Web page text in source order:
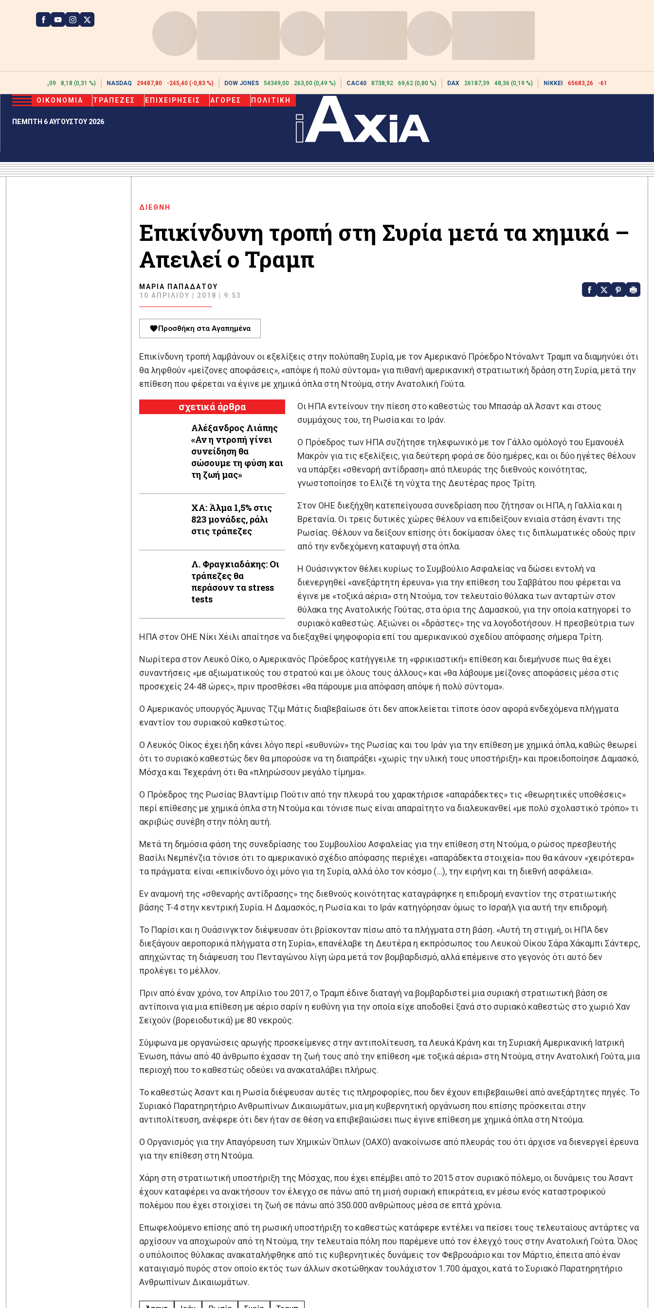
2632,09 8,18 (0,31 %) NASDAQ 29487,80 -245,40 (-0,83 %) DOW JONES 54349,00 263,00 (0,49 %) CAC40 8738,92 69,62 (0,80 %) DAX 26187,39 48,36 (0,19 %) NIKKEI 65683,26 -617,18 (-0,93 %)
ΠΕΜΠΤΗ 6 ΑΥΓΟΥΣΤΟΥ 2026
ΟΙΚΟΝΟΜΙΑ ΤΡΑΠΕΖΕΣ ΕΠΙΧΕΙΡΗΣΕΙΣ ΑΓΟΡΕΣ ΠΟΛΙΤΙΚΗ
ΔΙΕΘΝΗ
Επικίνδυνη τροπή στη Συρία μετά τα χημικά –
Απειλεί ο Τραμπ
ΜΑΡΊΑ ΠΑΠΑΔΆΤΟΥ
10 ΑΠΡΙΛΊΟΥ | 2018 | 9:53
Προσθήκη στα Αγαπημένα
Επικίνδυνη τροπή λαμβάνουν οι εξελίξεις στην πολύπαθη Συρία, με τον Αμερικανό Πρόεδρο Ντόναλντ Τραμπ να διαμηνύει ότι
θα ληφθούν «μείζονες αποφάσεις», «απόψε ή πολύ σύντομα» για πιθανή αμερικανική στρατιωτική δράση στη Συρία, μετά την
επίθεση που φέρεται να έγινε με χημικά όπλα στη Ντούμα, στην Ανατολική Γούτα.
σχετικά άρθρα
Αλέξανδρος Λιάπης
«Αν η ντροπή γίνει
συνείδηση θα
σώσουμε τη φύση και
τη ζωή μας»
XA: Άλμα 1,5% στις
823 μονάδες, ράλι
στις τράπεζες
Λ. Φραγκιαδάκης: Οι
τράπεζες θα
περάσουν τα stress
tests
Οι ΗΠΑ εντείνουν την πίεση στο καθεστώς του Μπασάρ αλ Άσαντ και στους
συμμάχους του, τη Ρωσία και το Ιράν.
Ο Πρόεδρος των ΗΠΑ συζήτησε τηλεφωνικό με τον Γάλλο ομόλογό του Εμανουέλ
Μακρόν για τις εξελίξεις, για δεύτερη φορά σε δύο ημέρες, και οι δύο ηγέτες θέλουν
να υπάρξει «σθεναρή αντίδραση» από πλευράς της διεθνούς κοινότητας,
γνωστοποίησε το Ελιζέ τη νύχτα της Δευτέρας προς Τρίτη.
Στον ΟΗΕ διεξήχθη κατεπείγουσα συνεδρίαση που ζήτησαν οι ΗΠΑ, η Γαλλία και η
Βρετανία. Οι τρεις δυτικές χώρες θέλουν να επιδείξουν ενιαία στάση έναντι της
Ρωσίας. Θέλουν να δείξουν επίσης ότι δοκίμασαν όλες τις διπλωματικές οδούς πριν
από την ενδεχόμενη καταφυγή στα όπλα.
Η Ουάσινγκτον θέλει κυρίως το Συμβούλιο Ασφαλείας να δώσει εντολή να
διενεργηθεί «ανεξάρτητη έρευνα» για την επίθεση του Σαββάτου που φέρεται να
έγινε με «τοξικά αέρια» στη Ντούμα, τον τελευταίο θύλακα των ανταρτών στον
θύλακα της Ανατολικής Γούτας, στα όρια της Δαμασκού, για την οποία κατηγορεί το
συριακό καθεστώς. Αξιώνει οι «δράστες» της να λογοδοτήσουν. Η πρεσβεύτρια των
ΗΠΑ στον ΟΗΕ Νίκι Χέιλι απαίτησε να διεξαχθεί ψηφοφορία επί του αμερικανικού σχεδίου απόφασης σήμερα Τρίτη.
Νωρίτερα στον Λευκό Οίκο, ο Αμερικανός Πρόεδρος κατήγγειλε τη «φρικιαστική» επίθεση και διεμήνυσε πως θα έχει
συναντήσεις «με αξιωματικούς του στρατού και με όλους τους άλλους» και «θα λάβουμε μείζονες αποφάσεις μέσα στις
προσεχείς 24-48 ώρες», πριν προσθέσει «θα πάρουμε μια απόφαση απόψε ή πολύ σύντομα».
Ο Αμερικανός υπουργός Άμυνας Τζιμ Μάτις διαβεβαίωσε ότι δεν αποκλείεται τίποτε όσον αφορά ενδεχόμενα πλήγματα
εναντίον του συριακού καθεστώτος.
Ο Λευκός Οίκος έχει ήδη κάνει λόγο περί «ευθυνών» της Ρωσίας και του Ιράν για την επίθεση με χημικά όπλα, καθώς θεωρεί
ότι το συριακό καθεστώς δεν θα μπορούσε να τη διαπράξει «χωρίς την υλική τους υποστήριξη» και προειδοποίησε Δαμασκό,
Μόσχα και Τεχεράνη ότι θα «πληρώσουν μεγάλο τίμημα».
Ο Πρόεδρος της Ρωσίας Βλαντίμιρ Πούτιν από την πλευρά του χαρακτήρισε «απαράδεκτες» τις «θεωρητικές υποθέσεις»
περί επίθεσης με χημικά όπλα στη Ντούμα και τόνισε πως είναι απαραίτητο να διαλευκανθεί «με πολύ σχολαστικό τρόπο» τι
ακριβώς συνέβη στην πόλη αυτή.
Μετά τη δημόσια φάση της συνεδρίασης του Συμβουλίου Ασφαλείας για την επίθεση στη Ντούμα, ο ρώσος πρεσβευτής
Βασίλι Νεμπένζια τόνισε ότι το αμερικανικό σχέδιο απόφασης περιέχει «απαράδεκτα στοιχεία» που θα κάνουν «χειρότερα»
τα πράγματα: είναι «επικίνδυνο όχι μόνο για τη Συρία, αλλά όλο τον κόσμο (…), την ειρήνη και τη διεθνή ασφάλεια».
Εν αναμονή της «σθεναρής αντίδρασης» της διεθνούς κοινότητας καταγράφηκε η επιδρομή εναντίον της στρατιωτικής
βάσης T-4 στην κεντρική Συρία. Η Δαμασκός, η Ρωσία και το Ιράν κατηγόρησαν όμως το Ισραήλ για αυτή την επιδρομή.
Το Παρίσι και η Ουάσινγκτον διέψευσαν ότι βρίσκονταν πίσω από τα πλήγματα στη βάση. «Αυτή τη στιγμή, οι ΗΠΑ δεν
διεξάγουν αεροπορικά πλήγματα στη Συρία», επανέλαβε τη Δευτέρα η εκπρόσωπος του Λευκού Οίκου Σάρα Χάκαμπι Σάντερς,
απηχώντας τη διάψευση του Πενταγώνου λίγη ώρα μετά τον βομβαρδισμό, αλλά επέμεινε στο γεγονός ότι αυτό δεν
προλέγει το μέλλον.
Πριν από έναν χρόνο, τον Απρίλιο του 2017, ο Τραμπ έδινε διαταγή να βομβαρδιστεί μια συριακή στρατιωτική βάση σε
αντίποινα για μια επίθεση με αέριο σαρίν η ευθύνη για την οποία είχε αποδοθεί ξανά στο συριακό καθεστώς στο χωριό Χαν
Σεϊχούν (βορειοδυτικά) με 80 νεκρούς.
Σύμφωνα με οργανώσεις αρωγής προσκείμενες στην αντιπολίτευση, τα Λευκά Κράνη και τη Συριακή Αμερικανική Ιατρική
Ένωση, πάνω από 40 άνθρωπο έχασαν τη ζωή τους από την επίθεση «με τοξικά αέρια» στη Ντούμα, στην Ανατολική Γούτα, μια
περιοχή που το καθεστώς οδεύει να ανακαταλάβει πλήρως.
Το καθεστώς Άσαντ και η Ρωσία διέψευσαν αυτές τις πληροφορίες, που δεν έχουν επιβεβαιωθεί από ανεξάρτητες πηγές. Το
Συριακό Παρατηρητήριο Ανθρωπίνων Δικαιωμάτων, μια μη κυβερνητική οργάνωση που επίσης πρόσκειται στην
αντιπολίτευση, ανέφερε ότι δεν ήταν σε θέση να επιβεβαιώσει πως έγινε επίθεση με χημικά όπλα στη Ντούμα.
Ο Οργανισμός για την Απαγόρευση των Χημικών Όπλων (ΟΑΧΟ) ανακοίνωσε από πλευράς του ότι άρχισε να διενεργεί έρευνα
για την επίθεση στη Ντούμα.
Χάρη στη στρατιωτική υποστήριξη της Μόσχας, που έχει επέμβει από το 2015 στον συριακό πόλεμο, οι δυνάμεις του Άσαντ
έχουν καταφέρει να ανακτήσουν τον έλεγχο σε πάνω από τη μισή συριακή επικράτεια, εν μέσω ενός καταστροφικού
πολέμου που έχει στοιχίσει τη ζωή σε πάνω από 350.000 ανθρώπους μέσα σε επτά χρόνια.
Επωφελούμενο επίσης από τη ρωσική υποστήριξη το καθεστώς κατάφερε εντέλει να πείσει τους τελευταίους αντάρτες να
αρχίσουν να αποχωρούν από τη Ντούμα, την τελευταία πόλη που παρέμενε υπό τον έλεγχό τους στην Ανατολική Γούτα. Όλος
ο υπόλοιπος θύλακας ανακαταλήφθηκε από τις κυβερνητικές δυνάμεις τον Φεβρουάριο και τον Μάρτιο, έπειτα από έναν
καταιγισμό πυρός στον οποίο εκτός των άλλων σκοτώθηκαν τουλάχιστον 1.700 άμαχοι, κατά το Συριακό Παρατηρητήριο
Ανθρωπίνων Δικαιωμάτων.